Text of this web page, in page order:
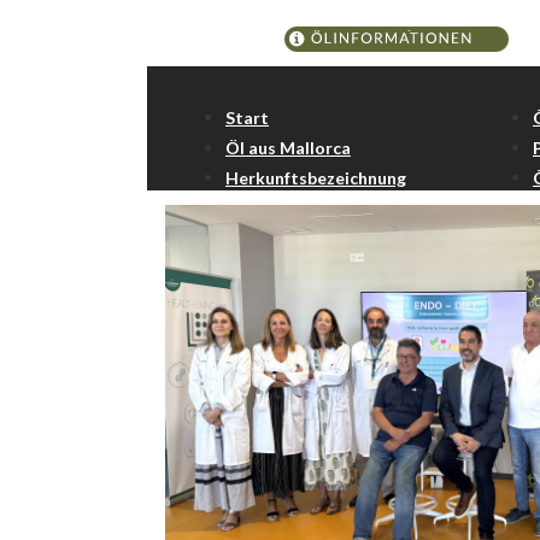
Start
Öl aus Mallorca
Herkunftsbezeichnung
Schlagwort: